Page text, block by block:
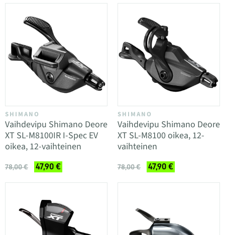
SHIMANO
Vaihdevipu Shimano Deore
XT SL-M8100IR I-Spec EV
oikea, 12-vaihteinen
78,00 € 47,90 €
SHIMANO
Vaihdevipu Shimano Deore
XT SL-M8100 oikea, 12-
vaihteinen
78,00 € 47,90 €